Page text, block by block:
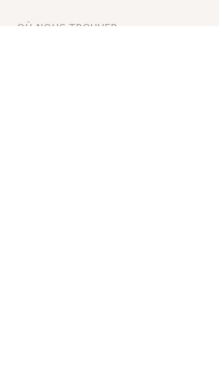
OÙ NOUS TROUVER